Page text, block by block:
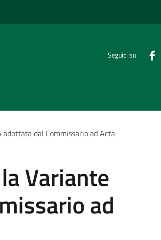
Seguici su
dal Commissario ad Acta
Variante
ad